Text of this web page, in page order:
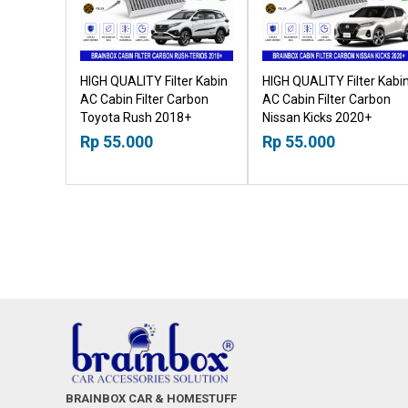
HIGH QUALITY Filter Kabin
AC Cabin Filter Carbon
Toyota Rush 2018+
18518030
Rp 55.000
HIGH QUALITY Filter
AC Cabin Filter Carbon
Nissan Kicks 2020+
18518030
Rp 55.000
BRAINBOX CAR & HOMESTUFF